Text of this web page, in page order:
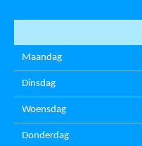
Maandag
Dinsdag
Woensdag
Donderdag